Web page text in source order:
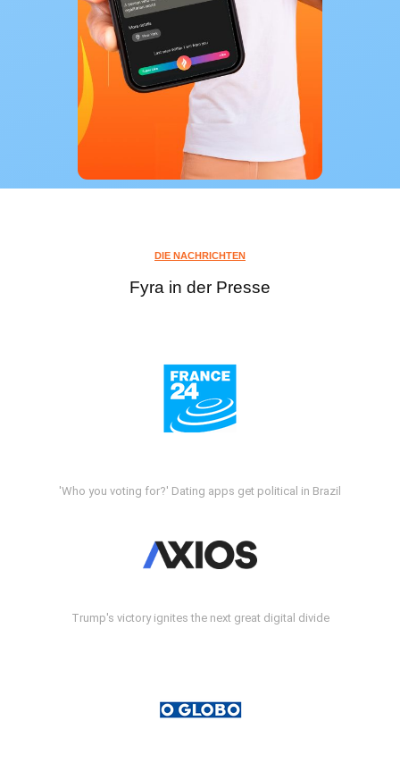
DIE NACHRICHTEN
Fyra in der Presse
'Who you voting for?' Dating apps get political in Brazil
Trump's victory ignites the next great digital divide